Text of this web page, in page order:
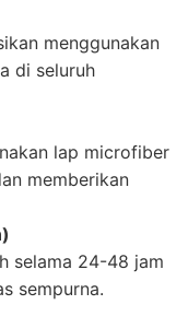
menggunakan
di seluruh
lap microfiber
memberikan
selama 24-48 jam
sempurna.